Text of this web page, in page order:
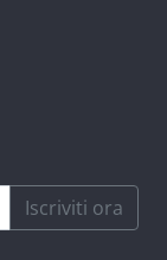
Iscriviti ora